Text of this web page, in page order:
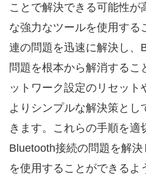
ことで解決できる可能性が
な強力なツールを使用する
連の問題を迅速に解決し、
問題を根本から解消するこ
ットワーク設定のリセット
よりシンプルな解決策とし
きます。これらの手順を適
Bluetooth接続の問題を解
を使用することができるよ